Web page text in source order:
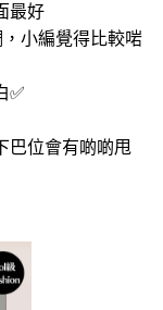
最好
小編覺得比較啱
✅
巴位會有啲啲甩